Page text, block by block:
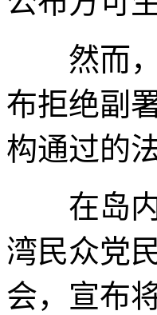
然而，
布拒绝副
构通过的
在岛内
湾民众党
会，宣布